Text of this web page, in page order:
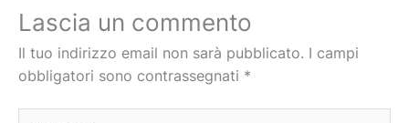
Lascia un commento
Il tuo indirizzo email non sarà pubblicato. I campi
obbligatori sono contrassegnati *